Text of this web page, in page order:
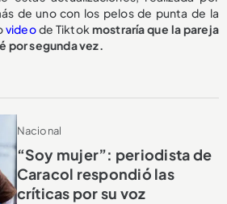
de uno con los pelos de punta de la
videode Tiktok mostraría que la pareja
por segunda vez.
Nacional
“Soy mujer”: periodista de
Caracol respondió las
críticas por su voz